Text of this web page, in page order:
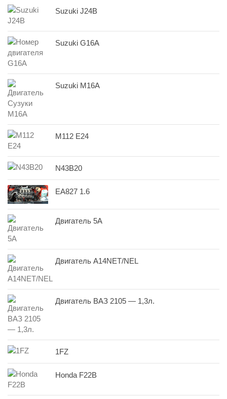
Suzuki J24B
Suzuki G16A
Suzuki M16A
M112 E24
N43B20
EA827 1.6
Двигатель 5A
Двигатель A14NET/NEL
Двигатель ВАЗ 2105 — 1,3л.
1FZ
Honda F22B